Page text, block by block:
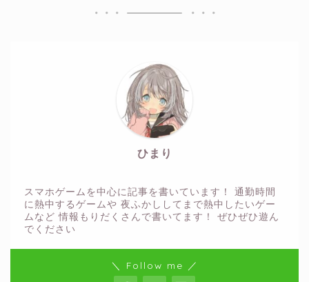
ひまり
スマホゲームを中心に記事を書いています！ 通勤時間
に熱中するゲームや 夜ふかししてまで熱中したいゲー
ムなど 情報もりだくさんで書いてます！ ぜひぜひ遊ん
でください
＼ Follow me ／